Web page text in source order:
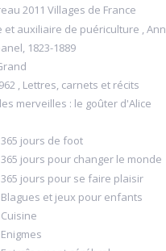
2011 Villages de France
et auxiliaire de puériculture , Ann
1823-1889
, Lettres, carnets et récits
merveilles : le goûter d'Alice
jours de foot
jours pour changer le monde
jours pour se faire plaisir
et jeux pour enfants